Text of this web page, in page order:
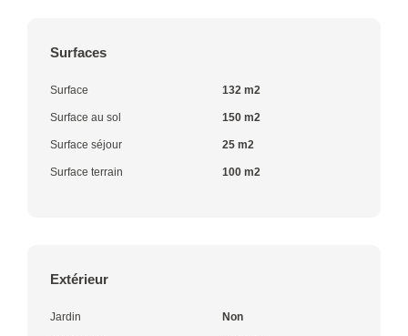
Surfaces
Surface 132 m2
Surface au sol 150 m2
Surface séjour 25 m2
Surface terrain 100 m2
Extérieur
Jardin Non